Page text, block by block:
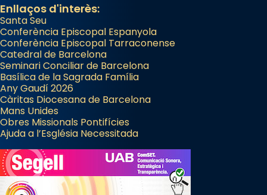
Enllaços d'interès:
Santa Seu
Conferència Episcopal Espanyola
Conferència Episcopal Tarraconense
Catedral de Barcelona
Seminari Conciliar de Barcelona
Basílica de la Sagrada Família
Any Gaudí 2026
Càritas Diocesana de Barcelona
Mans Unides
Obres Missionals Pontifícies
Ajuda a l’Església Necessitada